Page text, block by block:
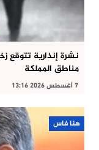
نشرة إنذارية تتوقع
مناطق المملكة
7 أغسطس 2026 13:16
هنا فاس